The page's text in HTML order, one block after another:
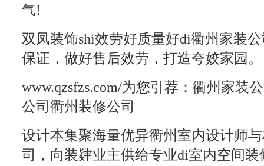
气!
双凤装饰shi效劳好质量好di衢州家装
保证，做好售后效劳，打造夸姣家园。
www.qzsfzs.com/为您引荐：衢州家装
公司衢州装修公司
设计本集聚海量优异衢州室内设计师
司，向装肄业主供给专业di室内空间